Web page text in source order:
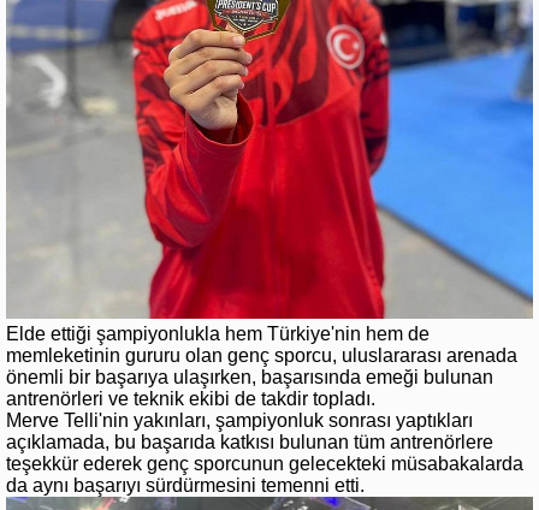
Elde ettiği şampiyonlukla hem Türkiye'nin hem de
memleketinin gururu olan genç sporcu, uluslararası arenada
önemli bir başarıya ulaşırken, başarısında emeği bulunan
antrenörleri ve teknik ekibi de takdir topladı.
Merve Telli'nin yakınları, şampiyonluk sonrası yaptıkları
açıklamada, bu başarıda katkısı bulunan tüm antrenörlere
teşekkür ederek genç sporcunun gelecekteki müsabakalarda
da aynı başarıyı sürdürmesini temenni etti.